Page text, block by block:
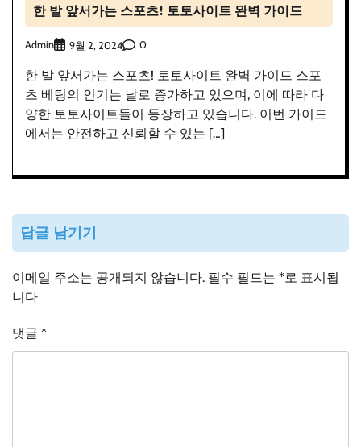
한 발 앞서가는 스포츠! 토토사이트 완벽 가이드
Admin 9월 2, 2024 0
한 발 앞서가는 스포츠! 토토사이트 완벽 가이드 스포
츠 베팅의 인기는 날로 증가하고 있으며, 이에 따라 다
양한 토토사이트들이 등장하고 있습니다. 이번 가이드
에서는 안전하고 신뢰할 수 있는 […]
답글 남기기
이메일 주소는 공개되지 않습니다. 필수 필드는 * 로 표시됩
니다
댓글 *